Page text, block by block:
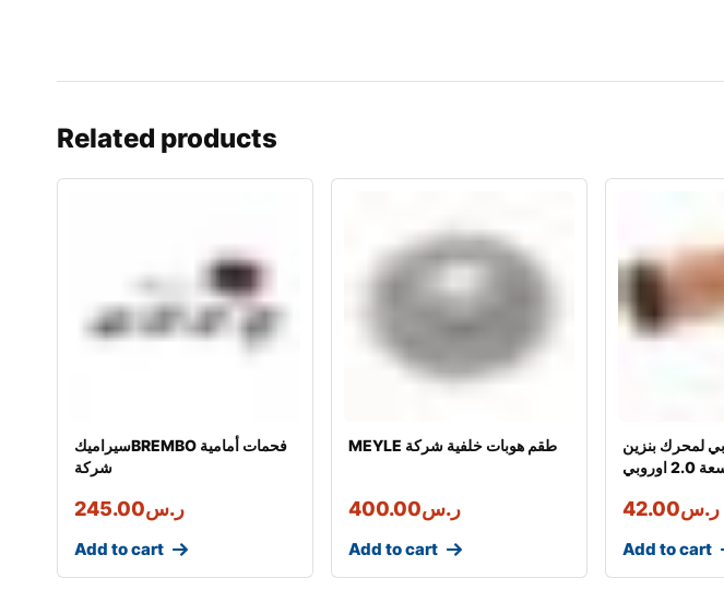
Related products
سيراميكBREMBO فحمات أمامية
شركة
ر.س245.00
Add to cart
MEYLE طقم هوبات خلفية شركة
ر.س400.00
Add to cart
لمحرك بنزين
ر.س42.00
Add to cart